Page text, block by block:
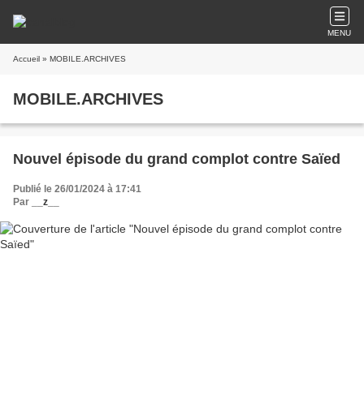
MENU
Accueil » MOBILE.ARCHIVES
MOBILE.ARCHIVES
Nouvel épisode du grand complot contre Saïed
Publié le 26/01/2024 à 17:41
Par
__z__